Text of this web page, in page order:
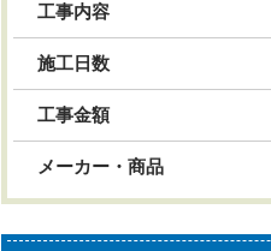
工事内容
施工日数
工事金額
メーカー・商品